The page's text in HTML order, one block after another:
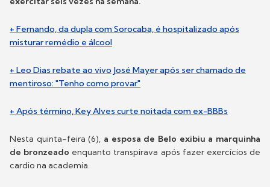
+ Fernando, da dupla com Sorocaba, é hospitalizado após
misturar remédio e álcool
+ Leo Dias rebate ao vivo José Mayer após ser chamado de
mentiroso: "Tenho como provar"
+ Após término, Key Alves curte noitada com ex-BBBs
Nesta quinta-feira (6), a esposa de Belo exibiu a marquinha
de bronzeado enquanto transpirava após fazer exercícios de
cardio na academia.